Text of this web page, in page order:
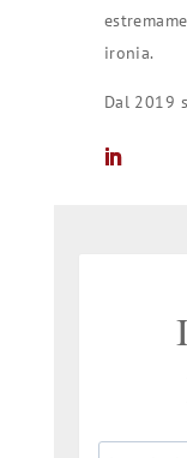
ironia.
Dal 2019